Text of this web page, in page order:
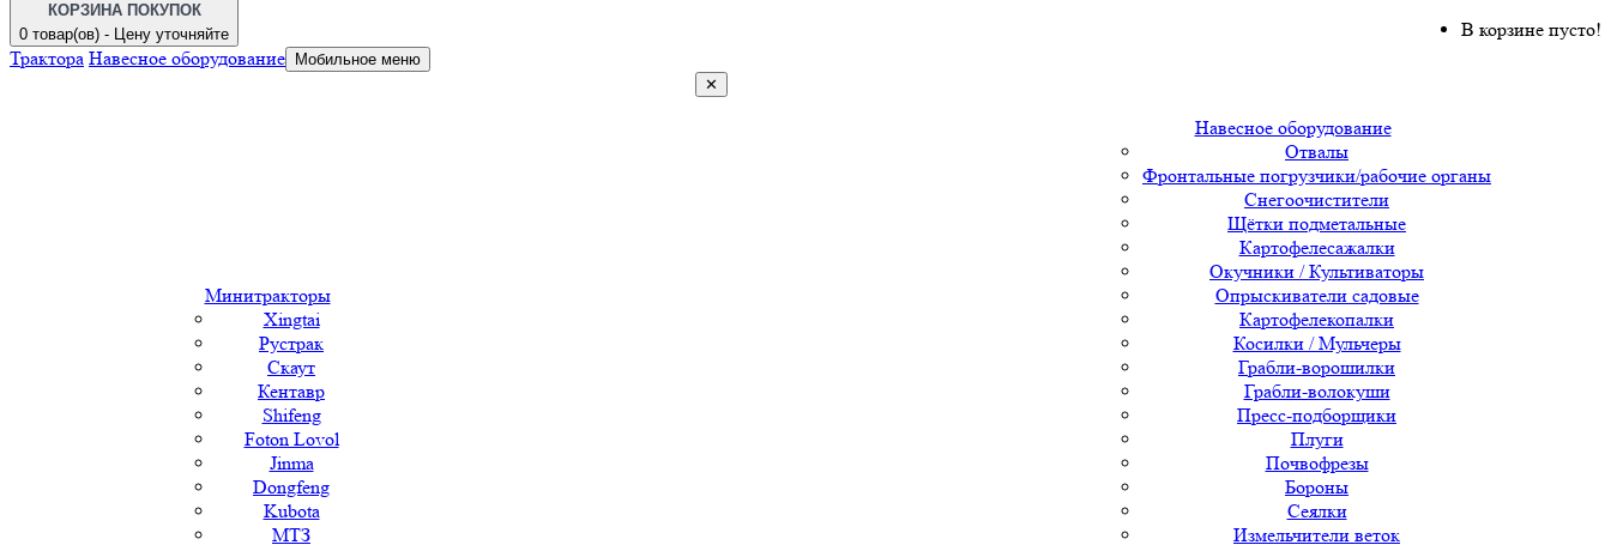
КОРЗИНА ПОКУПОК
0 товар(ов) - Цену уточняйте
В корзине пусто!
Трактора Навесное оборудование
Мобильное меню
✕
Минитракторы
Xingtai
Рустрак
Скаут
Кентавр
Shifeng
Foton Lovol
Jinma
Dongfeng
Kubota
МТЗ
Навесное оборудование
Отвалы
Фронтальные погрузчики/рабочие органы
Снегоочистители
Щётки подметальные
Картофелесажалки
Окучники / Культиваторы
Опрыскиватели садовые
Картофелекопалки
Косилки / Мульчеры
Грабли-ворошилки
Грабли-волокуши
Пресс-подборщики
Плуги
Почвофрезы
Бороны
Сеялки
Измельчители веток